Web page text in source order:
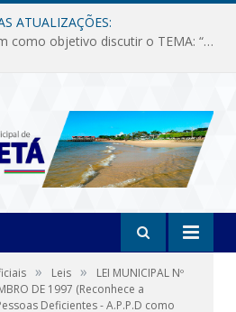
ATUALIZAÇÕES:
Audiência Pública que tem como objetivo discutir o TEMA: “Fornecimento de Energia Elétrica em Debate: Tarifas, Qualidade e Atendimento dos Serviços”
» Leis »
LEI MUNICIPAL Nº
DE 1997 (Reconhece a
Deficientes - A.P.P.D como